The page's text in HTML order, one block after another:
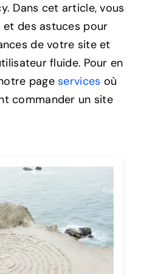
Dans cet article, vous
des astuces pour
de votre site et
fluide. Pour en
pageservices où
commander un site